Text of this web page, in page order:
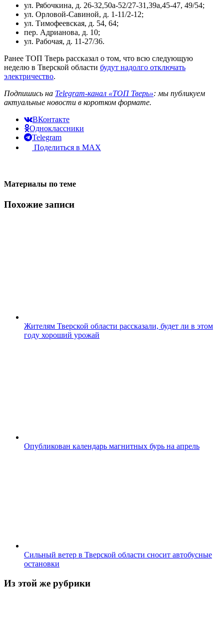
ул. Рябочкина, д. 26-32,50а-52/27-31,39а,45-47, 49/54;
ул. Орловой-Савиной, д. 1-11/2-12;
ул. Тимофеевская, д. 54, 64;
пер. Адрианова, д. 10;
ул. Рабочая, д. 11-27/36.
Ранее ТОП Тверь рассказал о том, что всю следующую
неделю в Тверской области будут надолго отключать
электричество.
Подпишись на Telegram-канал «ТОП Тверь»: мы публикуем
актуальные новости в коротком формате.
ВКонтакте
Одноклассники
Telegram
Поделиться в MAX
Материалы по теме
Похожие записи
Жителям Тверской области рассказали, будет ли в этом
году хороший урожай
Опубликован календарь магнитных бурь на апрель
Сильный ветер в Тверской области сносит автобусные
остановки
Из этой же рубрики